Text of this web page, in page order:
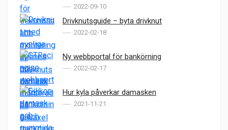
2022-09-10
Drivknutsguide – byta drivknut
2022-02-18
Ny webbportal för bankörning
2022-02-17
Hur kyla påverkar damasken
2021-11-21